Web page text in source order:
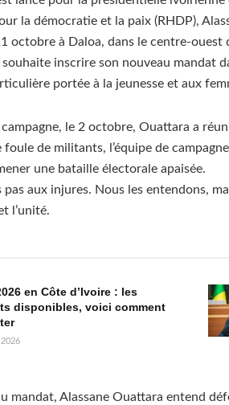
la démocratie et la paix (RHDP),
octobre à Daloa, dans le centre-
inscrire son nouveau mandat
portée à la jeunesse et aux
le 2 octobre, Ouattara a
foule de militants, l’équipe de
une bataille électorale apaisée.
pas aux injures. Nous les entendons,
l’unité.
en Côte d’Ivoire : les
disponibles, voici comment
mandat, Alassane Ouattara entend